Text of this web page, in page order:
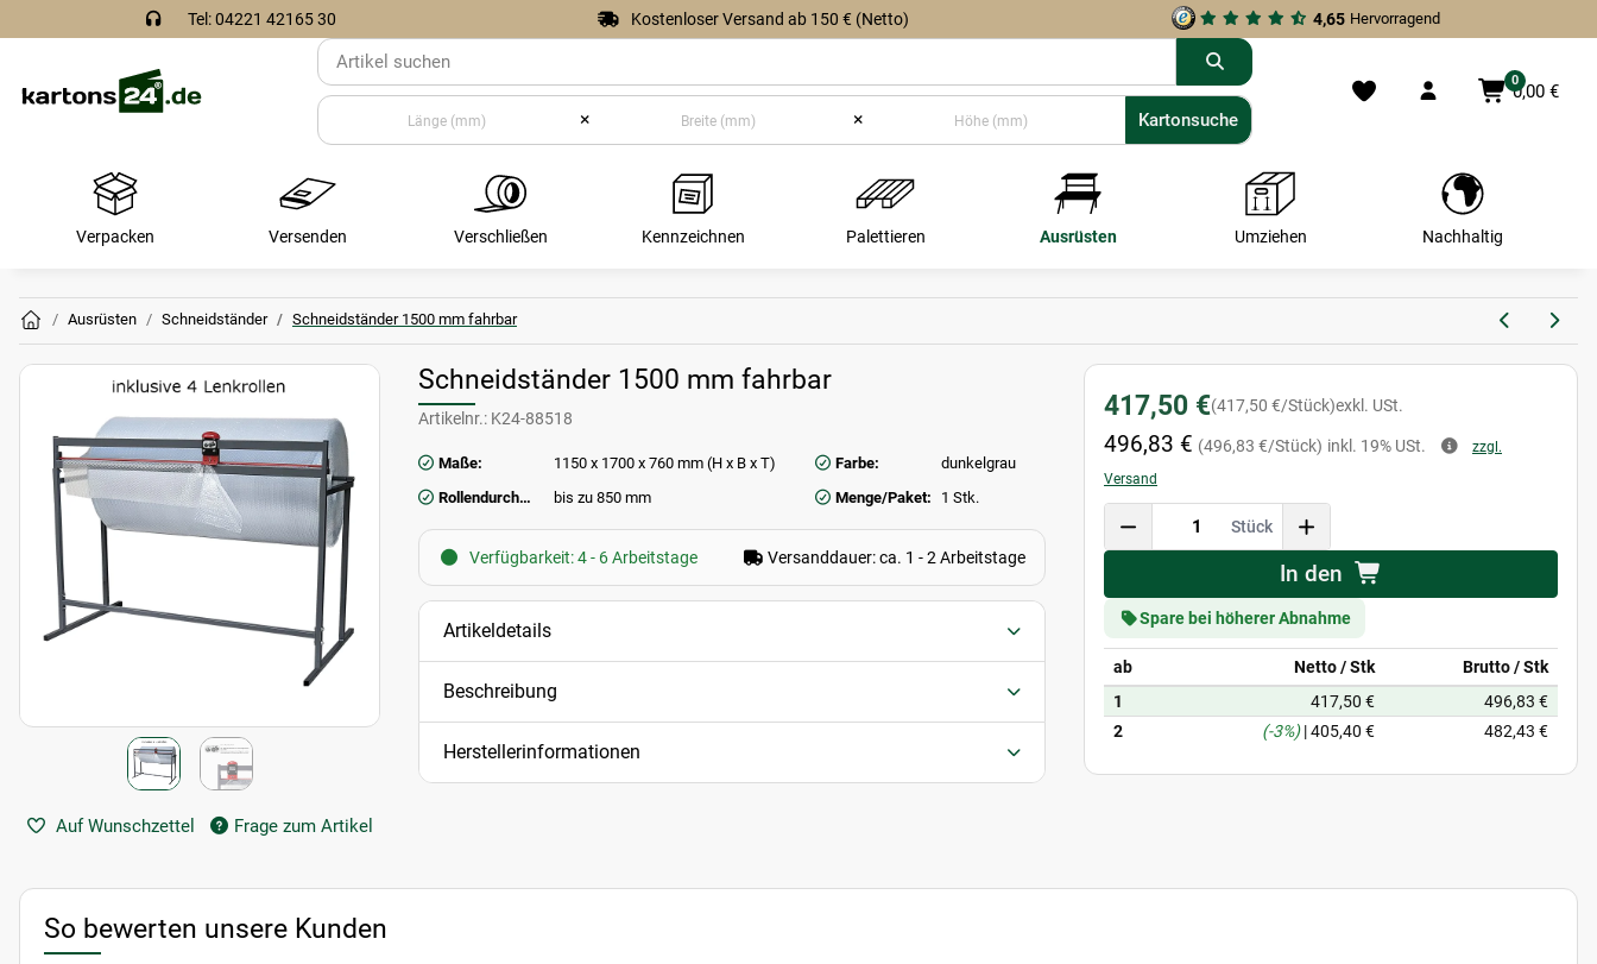
Tel: 04221 42165 30 Kostenloser Versand ab 150 € (Netto) 4,65 Hervorragend
0
0,00 €
× × Kartonsuche
Kartonsuche
Verpacken Versenden Verschließen Kennzeichnen Palettieren Ausrüsten Umziehen Nachhaltig
Ausrüsten Schneidständer Schneidständer 1500 mm fahrbar
Auf Wunschzettel Frage zum Artikel
Schneidständer 1500 mm fahrbar
Artikelnr.: K24-88518
Maße: 1150 x 1700 x 760 mm (H x B x T) Farbe:
dunkelgrau
Rollendurchmesser (mm):
bis zu 850 mm Menge/Paket: 1 Stk.
Verfügbarkeit: 4 - 6 Arbeitstage Versanddauer: ca. 1 - 2 Arbeitstage
Artikeldetails
Beschreibung
Herstellerinformationen
417,50 €(417,50 €/Stück)exkl. USt.
496,83 € (496,83 €/Stück) inkl. 19% USt.
zzgl.
Versand
Stück
In den
Spare bei höherer Abnahme
ab Netto / Stk
Brutto / Stk
1
417,50 €
496,83 €
2
(-3%)|405,40 € 482,43 €
So bewerten unsere Kunden